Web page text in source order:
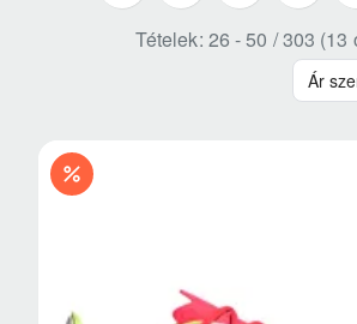
Tételek: 26 - 50 / 303 (13